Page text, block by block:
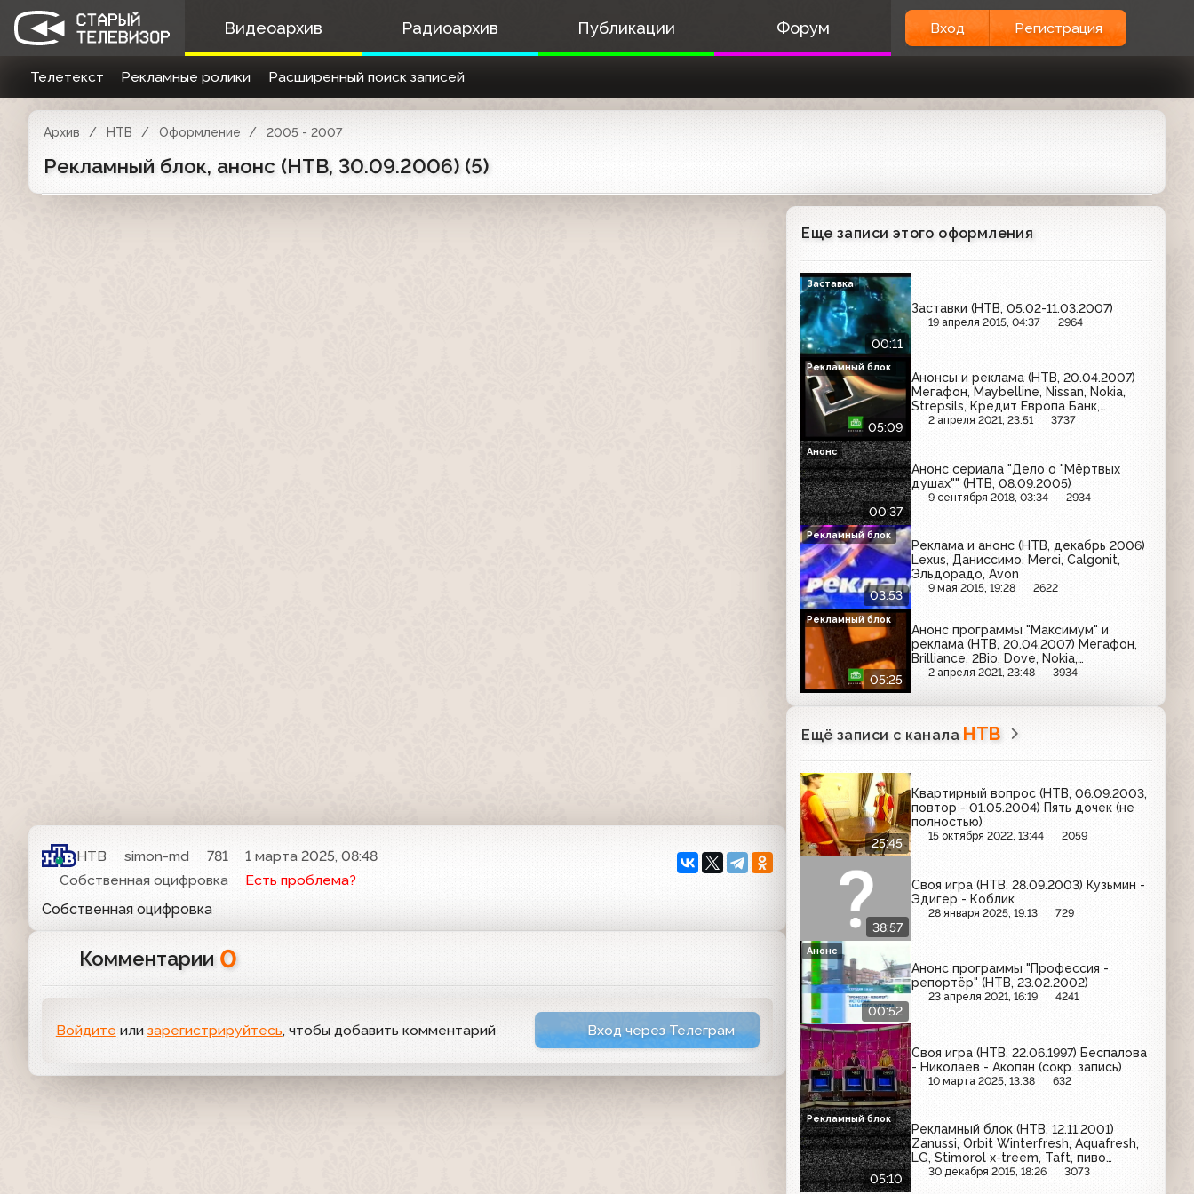
Видеоархив Радиоархив Публикации Форум Вход Регистрация
Телетекст Рекламные ролики Расширенный поиск записей
Архив НТВ Оформление 2005 - 2007
Рекламный блок, анонс (НТВ, 30.09.2006) (5)
НТВ simon-md 781
1 марта 2025, 08:48
Собственная оцифровка
Есть проблема?
Собственная оцифровка
Комментарии 0
Войдите или зарегистрируйтесь, чтобы добавить комментарий Вход через Телеграм
Еще записи этого оформления
00:11
Заставки (НТВ, 05.02-11.03.2007)
19 апреля 2015, 04:37 2964
Заставка
05:09
Анонсы и реклама (НТВ, 20.04.2007)
Мегафон, Maybelline, Nissan, Nokia,
Strepsils, Кредит Европа Банк,
Имунеле
2 апреля 2021, 23:51 3737
Рекламный блок
00:37
Анонс сериала "Дело о "Мёртвых
душах"" (НТВ, 08.09.2005)
9 сентября 2018, 03:34 2934
Анонс
03:53
Реклама и анонс (НТВ, декабрь 2006)
Lexus, Даниссимо, Merci, Calgonit,
Эльдорадо, Avon
9 мая 2015, 19:28 2622
Рекламный блок
05:25
Анонс программы "Максимум" и
реклама (НТВ, 20.04.2007) Мегафон,
Brilliance, 2Bio, Dove, Nokia,
Феброфид, Твой дом, Радио-7, ПИК,
2 апреля 2021, 23:48 3934
Рекламный блок
Ещё записи с канала НТВ
25:45
Квартирный вопрос (НТВ, 06.09.2003,
повтор - 01.05.2004) Пять дочек (не
полностью)
15 октября 2022, 13:44 2059
38:57
Своя игра (НТВ, 28.09.2003) Кузьмин -
Эдигер - Коблик
28 января 2025, 19:13 729
00:52
Анонс программы "Профессия -
репортёр" (НТВ, 23.02.2002)
23 апреля 2021, 16:19 4241
Анонс
Своя игра (НТВ, 22.06.1997) Беспалова
- Николаев - Акопян (сокр. запись)
10 марта 2025, 13:38 632
05:10
Рекламный блок (НТВ, 12.11.2001)
Zanussi, Orbit Winterfresh, Aquafresh,
LG, Stimorol x-treem, Taft, пиво
"Доктор Дизель", Garnier Natea, Knorr,
30 декабря 2015, 18:26 3073
Рекламный блок